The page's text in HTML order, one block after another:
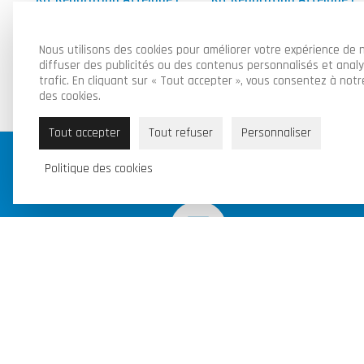
Nous utilisons des cookies pour améliorer votre expérience de
diffuser des publicités ou des contenus personnalisés et
trafic. En cliquant sur « Tout accepter », vous consentez à
des cookies.
Tout accepter Tout refuser Personnaliser
Politique des cookies
Ajouter au panier Ajouter au panier